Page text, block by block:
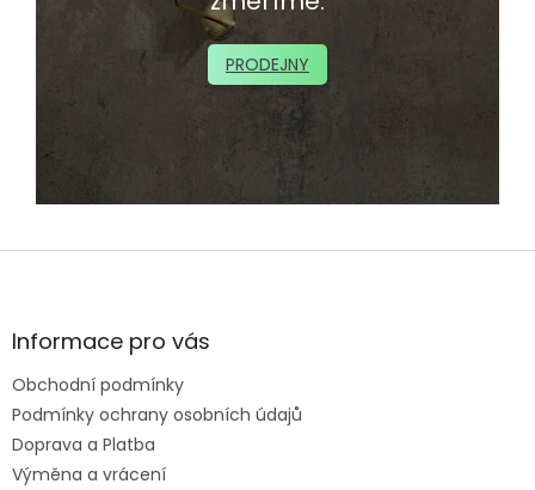
PRODEJNY
Z
aInformace pro vás
Obchodní podmínky
Podmínky ochrany osobních údajů
Doprava a Platba
Výměna a vrácení